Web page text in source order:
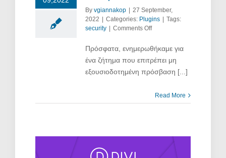
By vgiannakop | 27 September,
2022 | Categories: Plugins | Tags:
security | Comments Offon
ασφαλείας
στο
πρόσθετο
WPML
Πρόσφατα, ενημερωθήκαμε για
ένα ζήτημα που επιτρέπει μη
εξουσιοδοτημένη πρόσβαση [...]
Read More